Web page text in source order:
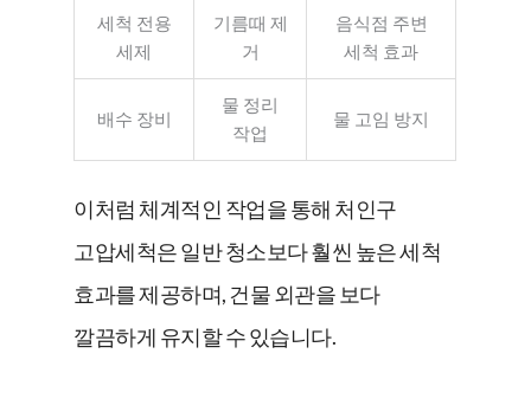
세척 전용
세제
기름때 제
거
음식점 주변
세척 효과
배수 장비
물 정리
작업
물 고임 방지
이처럼 체계적인 작업을 통해 처인구
고압세척은 일반 청소보다 훨씬 높은 세척
효과를 제공하며, 건물 외관을 보다
깔끔하게 유지할 수 있습니다.